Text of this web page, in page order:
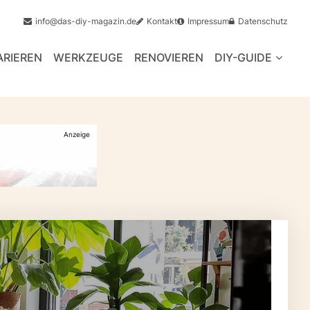
info@das-diy-magazin.de Kontakt Impressum Datenschutz
WERKZEUGE RENOVIEREN DIY-GUIDE